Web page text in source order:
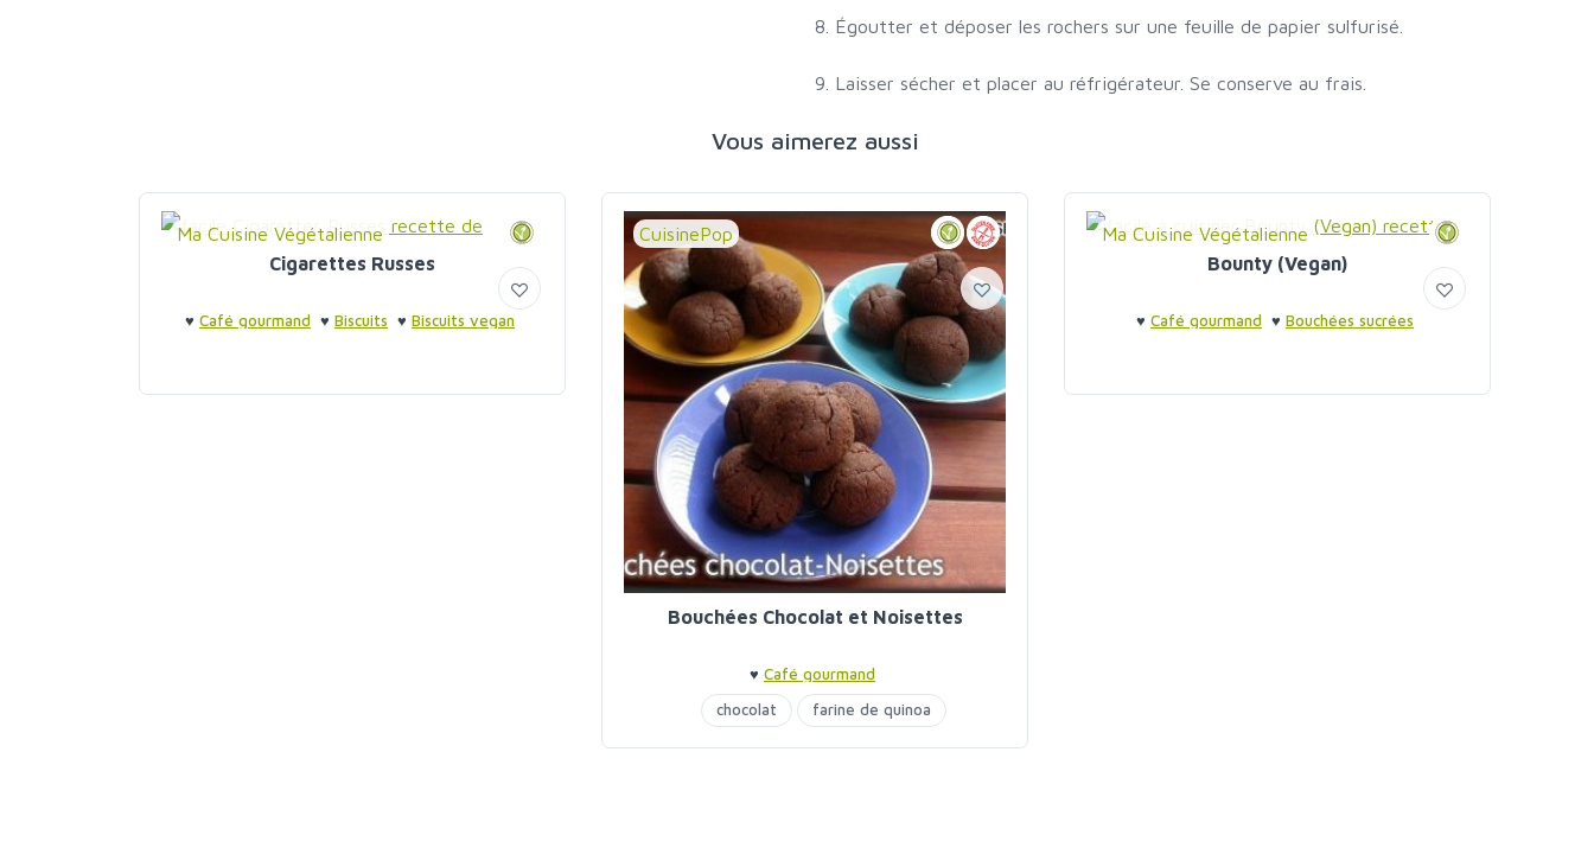
8. Égoutter et déposer les rochers sur une feuille de papier sulfurisé.
9. Laisser sécher et placer au réfrigérateur. Se conserve au frais.
Vous aimerez aussi
Ma Cuisine Végétalienne
Cigarettes Russes
♥ Café gourmand ♥ Biscuits ♥ Biscuits vegan
CuisinePop
Bouchées Chocolat et Noisettes
♥ Café gourmand
chocolat
farine de quinoa
purée noisettes sirop d'agave
Ma Cuisine Végétalienne
Bounty (Vegan)
♥ Café gourmand ♥ Bouchées sucrées